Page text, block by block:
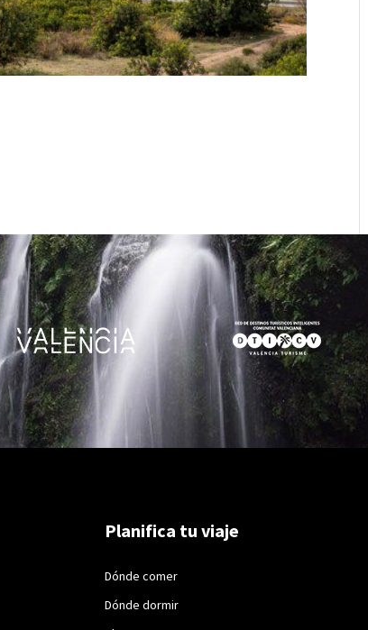
Planifica tu viaje
Dónde comer
Dónde dormir